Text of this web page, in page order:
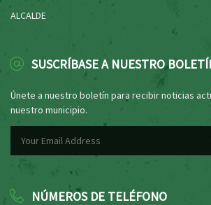
ALCALDE
SUSCRÍBASE A NUESTRO
Únete a nuestro boletín para recibir noticias
nuestro municipio.
NÚMEROS DE TELÉFONO